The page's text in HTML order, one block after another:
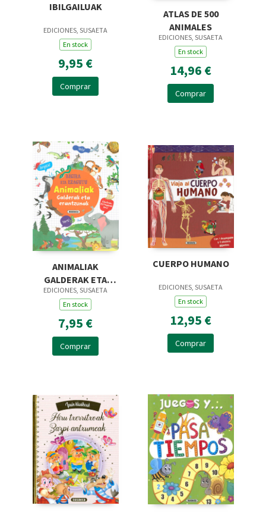
IBILGAILUAK
EDICIONES, SUSAETA
En stock
9,95 €
Comprar
ATLAS DE 500
ANIMALES
EDICIONES, SUSAETA
En stock
14,96 €
Comprar
ANIMALIAK
GALDERAK ETA
ERANTZUNAK
EDICIONES, SUSAETA
En stock
7,95 €
Comprar
CUERPO HUMANO
EDICIONES, SUSAETA
En stock
12,95 €
Comprar